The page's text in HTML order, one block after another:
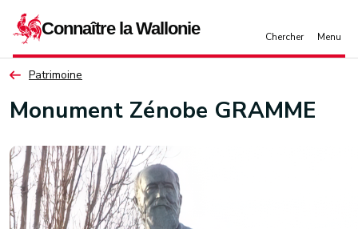
Patrimoine
Monument Zénobe GRAMME